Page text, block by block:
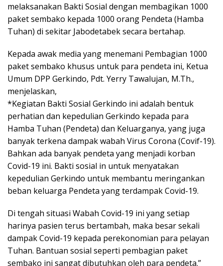
melaksanakan Bakti Sosial dengan membagikan 1000
paket sembako kepada 1000 orang Pendeta (Hamba
Tuhan) di sekitar Jabodetabek secara bertahap.
Kepada awak media yang menemani Pembagian 1000
paket sembako khusus untuk para pendeta ini, Ketua
Umum DPP Gerkindo, Pdt. Yerry Tawalujan, M.Th.,
menjelaskan,
*Kegiatan Bakti Sosial Gerkindo ini adalah bentuk
perhatian dan kepedulian Gerkindo kepada para
Hamba Tuhan (Pendeta) dan Keluarganya, yang juga
banyak terkena dampak wabah Virus Corona (Covif-19).
Bahkan ada banyak pendeta yang menjadi korban
Covid-19 ini. Bakti sosial in untuk menyatakan
kepedulian Gerkindo untuk membantu meringankan
beban keluarga Pendeta yang terdampak Covid-19.
Di tengah situasi Wabah Covid-19 ini yang setiap
harinya pasien terus bertambah, maka besar sekali
dampak Covid-19 kepada perekonomian para pelayan
Tuhan. Bantuan sosial seperti pembagian paket
sembako ini sangat dibutuhkan oleh para pendeta.”